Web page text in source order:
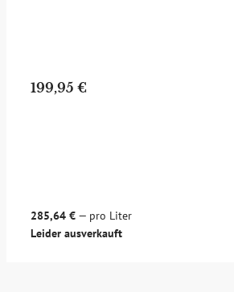
199,95 €
285,64 € — pro Liter
Leider ausverkauft